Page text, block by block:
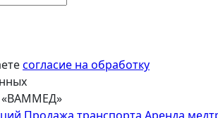
согласие на обработку
«ВАММЕД»